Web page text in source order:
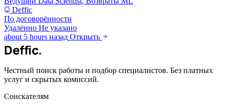
Deffic
По договорённости
Удалённо Не указано
about 5 hours назад Открыть
Deffic.
Честный поиск работы и подбор специалистов. Без платных
услуг и скрытых комиссий.
Соискателям